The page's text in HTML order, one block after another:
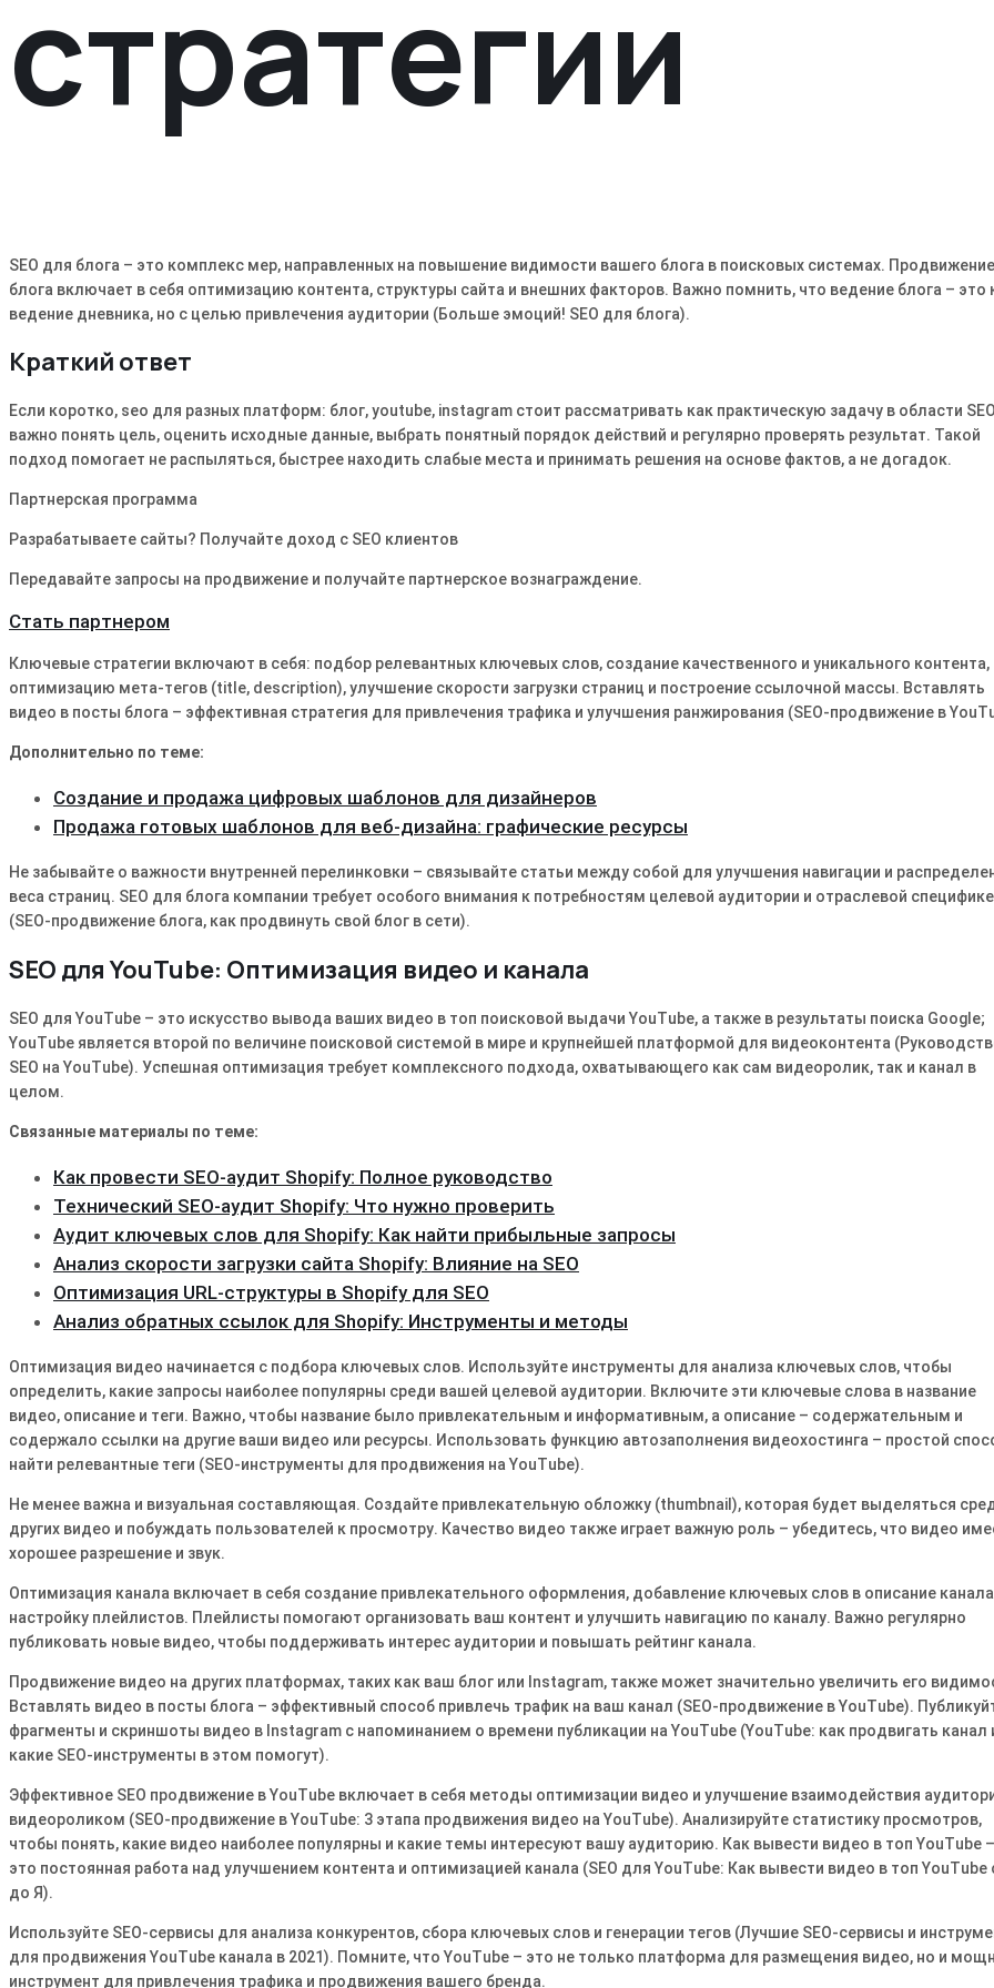
стратегии
SEO для блога – это комплекс мер, направленных на повышение видимости вашего блога в поисковых системах․ Продвижение
блога включает в себя оптимизацию контента, структуры сайта и внешних факторов․ Важно помнить, что ведение блога – это
ведение дневника, но с целью привлечения аудитории (Больше эмоций! SEO для блога)․
Краткий ответ
Если коротко, seo для разных платформ: блог, youtube, instagram стоит рассматривать как практическую задачу в области
важно понять цель, оценить исходные данные, выбрать понятный порядок действий и регулярно проверять результат. Такой
подход помогает не распыляться, быстрее находить слабые места и принимать решения на основе фактов, а не догадок.
Партнерская программа
Разрабатываете сайты? Получайте доход с SEO клиентов
Передавайте запросы на продвижение и получайте партнерское вознаграждение.
Стать партнером
Ключевые стратегии включают в себя: подбор релевантных ключевых слов, создание качественного и уникального контента,
оптимизацию мета-тегов (title, description), улучшение скорости загрузки страниц и построение ссылочной массы․ Вставлять
видео в посты блога – эффективная стратегия для привлечения трафика и улучшения ранжирования (SEO-продвижение в
Дополнительно по теме:
Создание и продажа цифровых шаблонов для дизайнеров
Продажа готовых шаблонов для веб-дизайна: графические ресурсы
Не забывайте о важности внутренней перелинковки – связывайте статьи между собой для улучшения навигации и
веса страниц․ SEO для блога компании требует особого внимания к потребностям целевой аудитории и отраслевой специфике
(SEO-продвижение блога, как продвинуть свой блог в сети)․
SEO для YouTube: Оптимизация видео и канала
SEO для YouTube – это искусство вывода ваших видео в топ поисковой выдачи YouTube, а также в результаты поиска Google;
YouTube является второй по величине поисковой системой в мире и крупнейшей платформой для видеоконтента
SEO на YouTube)․ Успешная оптимизация требует комплексного подхода, охватывающего как сам видеоролик, так и канал в
целом․
Связанные материалы по теме:
Как провести SEO-аудит Shopify: Полное руководство
Технический SEO-аудит Shopify: Что нужно проверить
Аудит ключевых слов для Shopify: Как найти прибыльные запросы
Анализ скорости загрузки сайта Shopify: Влияние на SEO
Оптимизация URL-структуры в Shopify для SEO
Анализ обратных ссылок для Shopify: Инструменты и методы
Оптимизация видео начинается с подбора ключевых слов․ Используйте инструменты для анализа ключевых слов, чтобы
определить, какие запросы наиболее популярны среди вашей целевой аудитории․ Включите эти ключевые слова в название
видео, описание и теги․ Важно, чтобы название было привлекательным и информативным, а описание – содержательным и
содержало ссылки на другие ваши видео или ресурсы․ Использовать функцию автозаполнения видеохостинга – простой
найти релевантные теги (SEO-инструменты для продвижения на YouTube)․
Не менее важна и визуальная составляющая․ Создайте привлекательную обложку (thumbnail), которая будет выделяться
других видео и побуждать пользователей к просмотру․ Качество видео также играет важную роль – убедитесь, что видео
хорошее разрешение и звук․
Оптимизация канала включает в себя создание привлекательного оформления, добавление ключевых слов в описание
настройку плейлистов․ Плейлисты помогают организовать ваш контент и улучшить навигацию по каналу․ Важно регулярно
публиковать новые видео, чтобы поддерживать интерес аудитории и повышать рейтинг канала․
Продвижение видео на других платформах, таких как ваш блог или Instagram, также может значительно увеличить его
Вставлять видео в посты блога – эффективный способ привлечь трафик на ваш канал (SEO-продвижение в YouTube)․
фрагменты и скриншоты видео в Instagram с напоминанием о времени публикации на YouTube (YouTube: как продвигать канал
какие SEO-инструменты в этом помогут)․
Эффективное SEO продвижение в YouTube включает в себя методы оптимизации видео и улучшение взаимодействия
видеороликом (SEO-продвижение в YouTube: 3 этапа продвижения видео на YouTube)․ Анализируйте статистику просмотров,
чтобы понять, какие видео наиболее популярны и какие темы интересуют вашу аудиторию․ Как вывести видео в топ YouTube –
это постоянная работа над улучшением контента и оптимизацией канала (SEO для YouTube: Как вывести видео в топ YouTube
до Я)․
Используйте SEO-сервисы для анализа конкурентов, сбора ключевых слов и генерации тегов (Лучшие SEO-сервисы и
для продвижения YouTube канала в 2021)․ Помните, что YouTube – это не только платформа для размещения видео, но и
инструмент для привлечения трафика и продвижения вашего бренда․